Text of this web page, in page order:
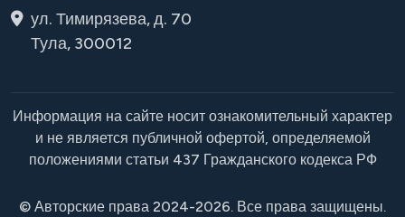
ул. Тимирязева, д. 70
Тула, 300012
Информация на сайте носит ознакомительный характер
и не является публичной офертой, определяемой
положениями статьи 437 Гражданского кодекса РФ
© Авторские права 2024-2026. Все права защищены.